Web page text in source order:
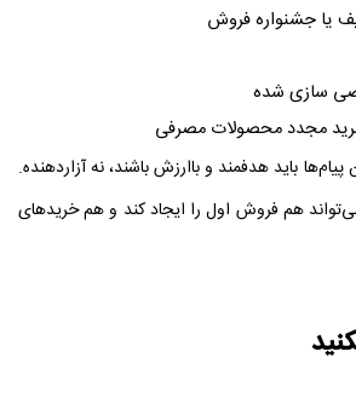
یا جشنواره فروش
سازی‌ شده
مجدد محصولات مصرفی
باید هدفمند و باارزش باشند، نه آزاردهنده.
هم فروش اول را ایجاد کند و هم خریدهای